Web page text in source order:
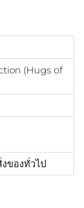
(Hugs of
ของทั่วไป